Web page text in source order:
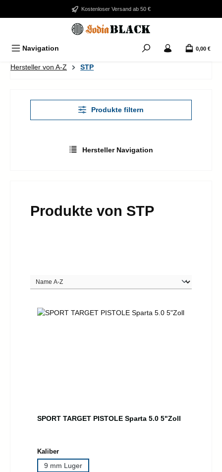
Zum Hauptinhalt springenKostenloser Versand ab 50 €
Navigation 0,00 €
Hersteller von A-Z STP
Produkte filtern
Hersteller Navigation
Produkte von STP
SPORT TARGET PISTOLE Sparta 5.0 5"Zoll
Kaliberauswählen
9 mm Luger